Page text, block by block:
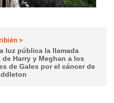
>
luz pública la llamada
de Harry y Meghan a los
de Gales por el cáncer de